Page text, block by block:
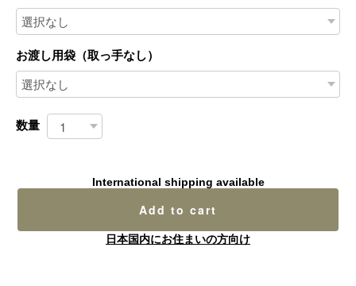
お渡し用袋（取っ手なし）
数量
International shipping available
Add to cart
日本国内にお住まいの方向け